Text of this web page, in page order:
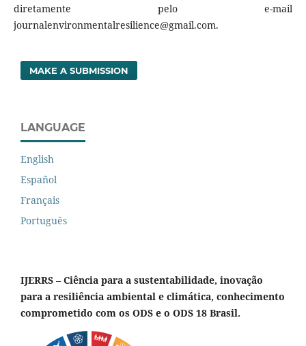
diretamente pelo e-mail
journalenvironmentalresilience@gmail.com.
MAKE A SUBMISSION
LANGUAGE
English
Español
Français
Português
IJERRS – Ciência para a sustentabilidade, inovação
para a resiliência ambiental e climática, conhecimento
comprometido com os ODS e o ODS 18 Brasil.